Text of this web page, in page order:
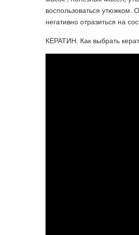
воспользоваться утюжком.
негативно отразиться на
КЕРАТИН. Как выбрать